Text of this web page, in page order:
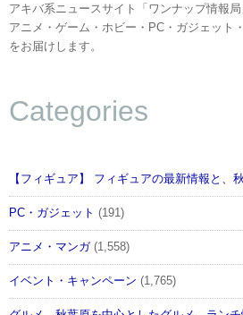
アキバ系ニュースサイト「ワンナップ情報局
アニメ・ゲーム・ホビー・PC・ガジェット
をお届けします。
Categories
【フィギュア】 フィギュアの最新情報と、
PC・ガジェット (191)
アニメ・マンガ(1,558)
イベント・キャンペーン (1,765)